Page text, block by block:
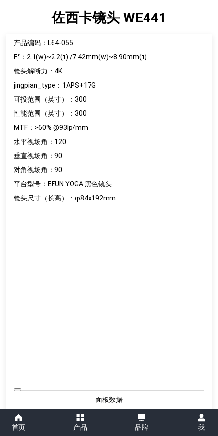
佐西卡镜头 WE441
产品编码：L64-055
Ff：2.1(w)~2.2(t) /7.42mm(w)~8.90mm(t)
镜头解晰力：4K
jingpian_type：1APS+17G
可投范围（英寸）：300
性能范围（英寸）：300
MTF：>60% @93lp/mm
水平视场角：120
垂直视场角：90
对角视场角：90
平台型号：EFUN YOGA 黑色镜头
镜头尺寸（长高）：φ84x192mm
面板数据
首页 产品 品牌 我